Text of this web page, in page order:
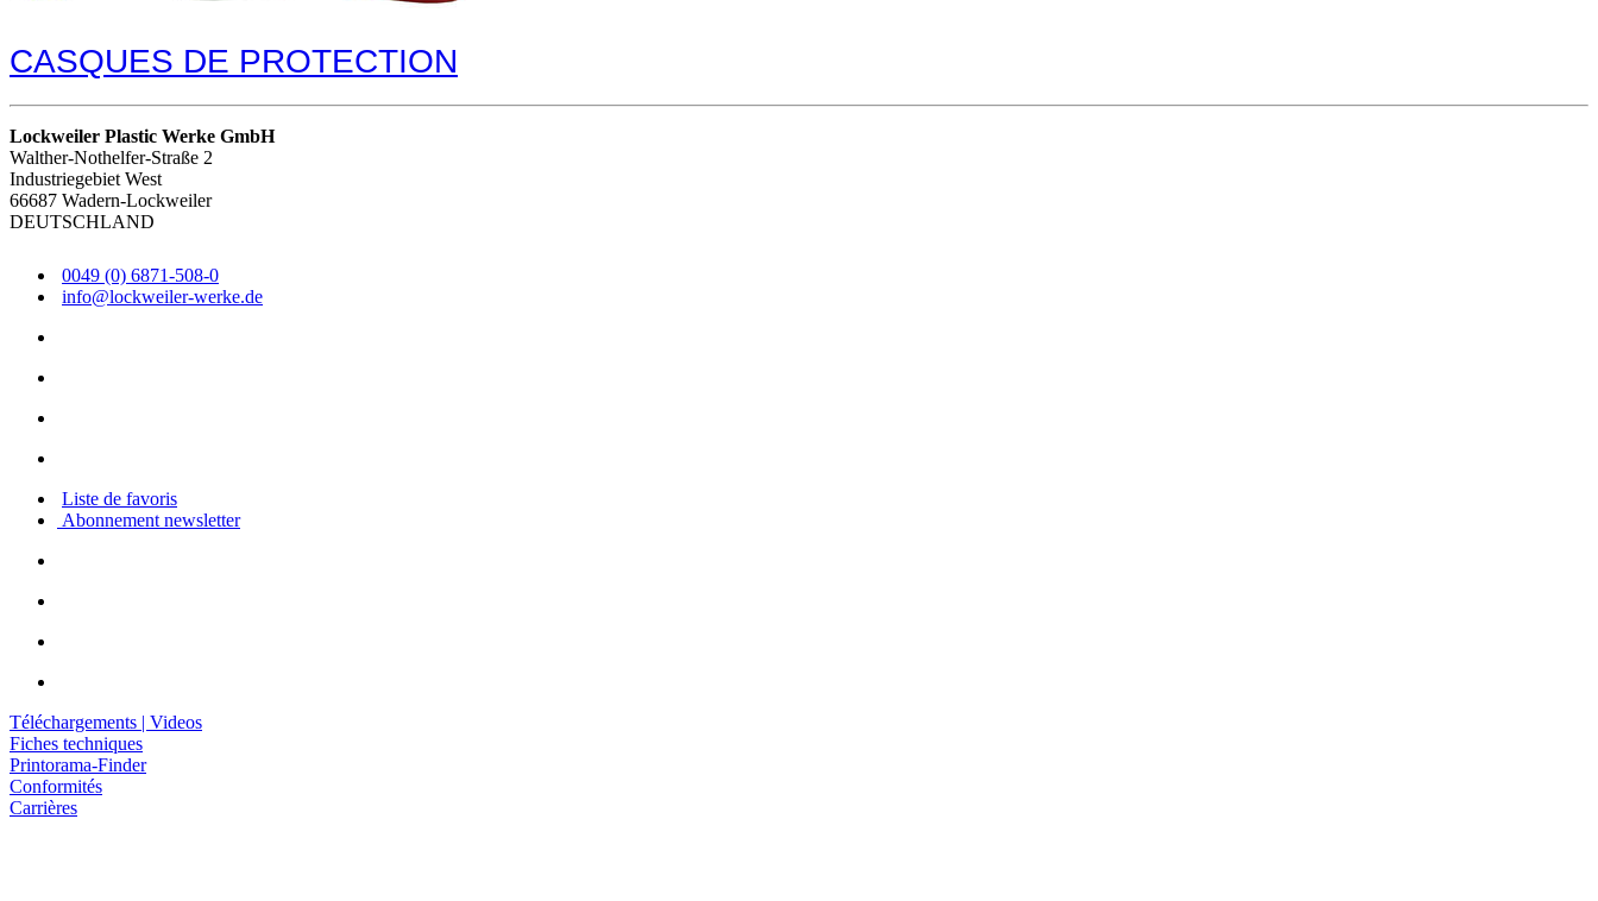
CASQUES DE PROTECTION
Lockweiler Plastic Werke GmbH
Walther-Nothelfer-Straße 2
Industriegebiet West
66687 Wadern-Lockweiler
DEUTSCHLAND
0049 (0) 6871-508-0
info@lockweiler-werke.de
Liste de favoris
Abonnement newsletter
Téléchargements | Videos
Fiches techniques
Printorama-Finder
Conformités
Carrières